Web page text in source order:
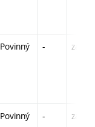
Povinný - zá
Povinný - zá,zk